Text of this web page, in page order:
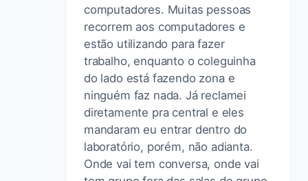
computadores. Muitas pessoas
recorrem aos computadores e
estão utilizando para fazer
trabalho, enquanto o coleguinha
do lado está fazendo zona e
ninguém faz nada. Já reclamei
diretamente pra central e eles
mandaram eu entrar dentro do
laboratório, porém, não adianta.
Onde vai tem conversa, onde vai